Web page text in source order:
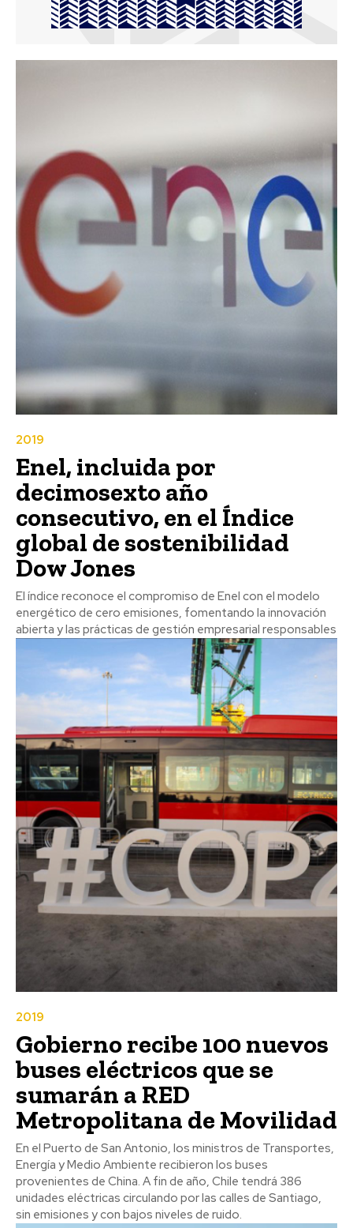
2019
Enel, incluida por
decimosexto año
consecutivo, en el Índice
global de sostenibilidad
Dow Jones
El índice reconoce el compromiso de Enel con el modelo
energético de cero emisiones, fomentando la innovación
abierta y las prácticas de gestión empresarial responsables
2019
Gobierno recibe 100 nuevos
buses eléctricos que se
sumarán a RED
Metropolitana de Movilidad
En el Puerto de San Antonio, los ministros de Transportes,
Energía y Medio Ambiente recibieron los buses
provenientes de China. A fin de año, Chile tendrá 386
unidades eléctricas circulando por las calles de Santiago,
sin emisiones y con bajos niveles de ruido.